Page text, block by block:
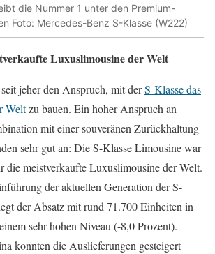
die Nummer 1 unter den Premium-
Foto: Mercedes-Benz S-Klasse (W222)
Luxuslimousine der Welt
jeher den Anspruch, mit derS-Klasse das
Weltzu bauen. Ein hoher Anspruch an
mit einer souveränen Zurückhaltung
sehr gut an: Die S-Klasse Limousine war
die meistverkaufte Luxuslimousine der Welt.
der aktuellen Generation der S-
der Absatz mit rund 71.700 Einheiten in
sehr hohen Niveau (-8,0 Prozent).
konnten die Auslieferungen gesteigert